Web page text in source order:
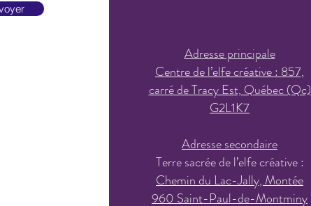
Adresse principale
Centre de l’elfe créative : 857,
carré de Tracy Est, Québec (Qc)
G2L1K7
Adresse secondaire
Terre sacrée de l’elfe créative :
Chemin du Lac-Jally, Montée
960 Saint-Paul-de-Montminy